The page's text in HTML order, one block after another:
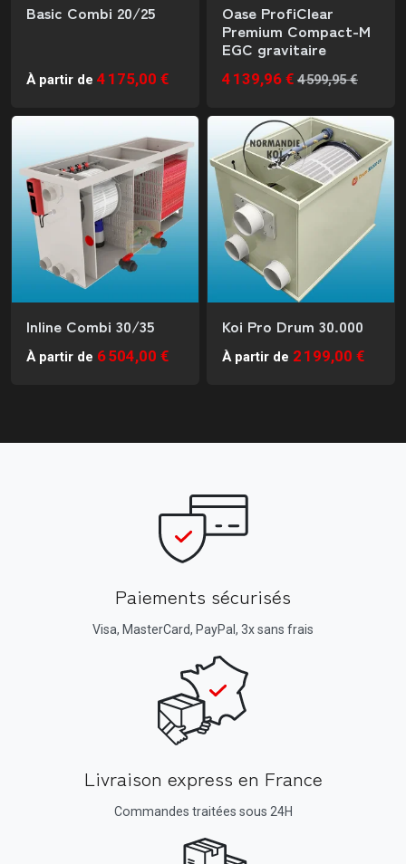
Basic Combi 20/25
À partir de 4 175,00 €
Oase ProfiClear
Premium Compact-M
EGC gravitaire
4 139,96 € 4 599,95 €
Inline Combi 30/35
À partir de 6 504,00 €
Koi Pro Drum 30.000
À partir de 2 199,00 €
Paiements sécurisés
Visa, MasterCard, PayPal, 3x sans frais
Livraison express en France
Commandes traitées sous 24H